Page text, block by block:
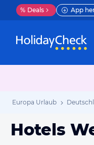
% Deals App
Europa Urlaub
Hotels